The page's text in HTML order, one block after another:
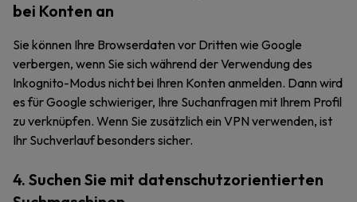
bei Konten an
Sie können Ihre Browserdaten vor Dritten wie Google
verbergen, wenn Sie sich während der Verwendung des
Inkognito-Modus nicht bei Ihren Konten anmelden. Dann wird
es für Google schwieriger, Ihre Suchanfragen mit Ihrem Profil
zu verknüpfen. Wenn Sie zusätzlich ein VPN verwenden, ist
Ihr Suchverlauf besonders sicher.
4. Suchen Sie mit datenschutzorientierten